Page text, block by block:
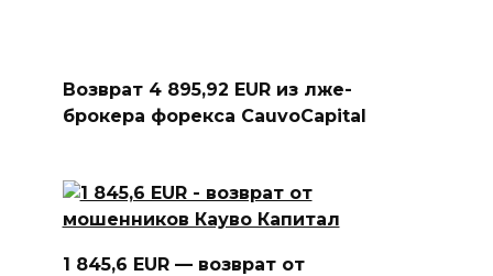
Возврат 4 895,92 EUR из лже-
брокера форекса CauvoCapital
1 845,6 EUR — возврат от